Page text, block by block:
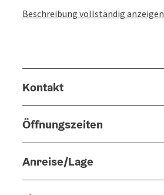
Beschreibung vollständig anzeigen
Kontakt
Öffnungszeiten
Anreise/Lage